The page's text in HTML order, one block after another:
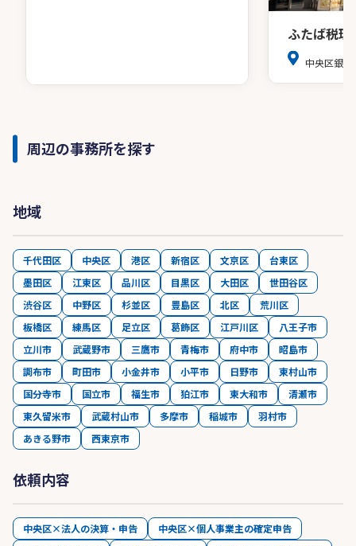
ふたば税
中央区銀
周辺の事務所を探す
地域
千代田区 中央区 港区 新宿区 文京区
台東区
墨田区
江東区 品川区 目黒区 大田区
世田谷区
渋谷区
中野区 杉並区 豊島区 北区
荒川区
板橋区
練馬区 足立区 葛飾区 江戸川区
八王子市
立川市
武蔵野市 三鷹市 青梅市 府中市
昭島市
調布市
町田市 小金井市 小平市 日野市
東村山市
国分寺市
国立市 福生市 狛江市 東大和市
清瀬市
東久留米市
武蔵村山市 多摩市 稲城市
羽村市
あきる野市
西東京市
依頼内容
中央区×法人の決算・申告
中央区×個人事業主の確定申告